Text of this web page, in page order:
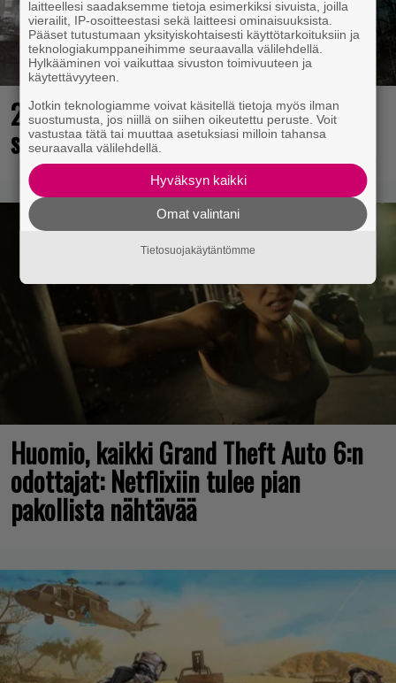
25 kaikkien aikojen parasta
supersankaripeliä listattu
Huomio, kaikki Grand Theft Auto 6:n
odottajat: Netflixiin tulee pian
pakollista nähtävää
laitteellesi saadaksemme tietoja esimerkiksi sivuista, joilla
vierailit, IP-osoitteestasi sekä laitteesi ominaisuuksista.
Pääset tutustumaan yksityiskohtaisesti käyttötarkoituksiin ja
teknologiakumppaneihimme seuraavalla välilehdellä.
Hylkääminen voi vaikuttaa sivuston toimivuuteen ja
käytettävyyteen.
Jotkin teknologiamme voivat käsitellä tietoja myös ilman
suostumusta, jos niillä on siihen oikeutettu peruste. Voit
vastustaa tätä tai muuttaa asetuksiasi milloin tahansa
seuraavalla välilehdellä.
Hyväksyn kaikki
Omat valintani
Tietosuojakäytäntömme